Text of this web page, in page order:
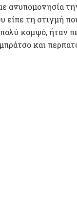
ανυπομονησία
είπε τη στιγμή
κομψό, ήταν
και